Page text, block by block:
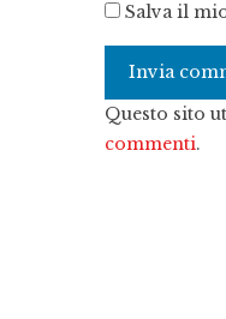
Salva il
Questo sito
commenti.